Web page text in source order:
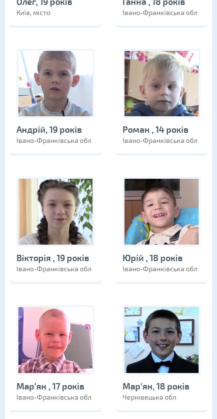
Київ, місто Івано-Франківська обл
Андрій, 19 років
Івано-Франківська обл
Роман , 14 років
Івано-Франківська обл
Вікторія , 19 років
Івано-Франківська обл
Юрій , 18 років
Івано-Франківська обл
Мар’ян , 17 років
Івано-Франківська обл
Мар'ян, 18 років
Чернівецька обл